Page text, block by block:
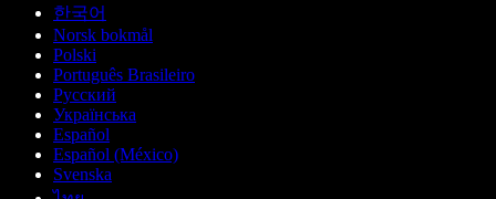
한국어
Norsk bokmål
Polski
Português Brasileiro
Русский
Українська
Español
Español (México)
Svenska